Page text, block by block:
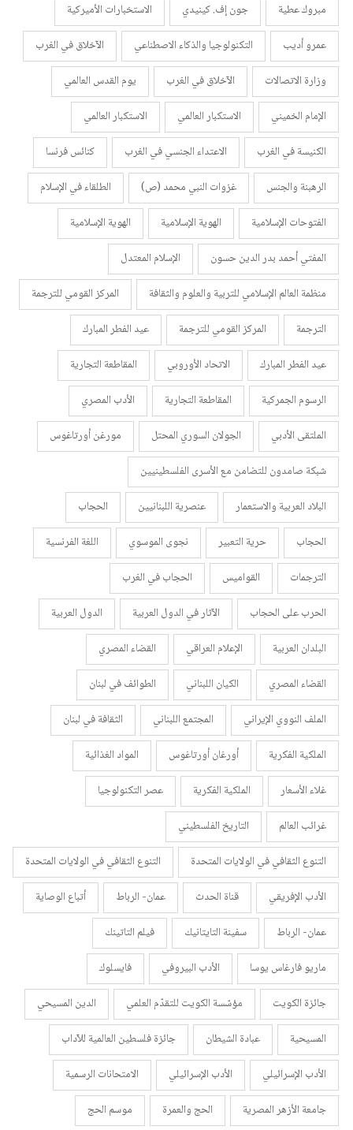
مبروك عطية
جون إف. كينيدي
الاستخبارات الأميركية
عمرو أديب
التكنولوجيا والذكاء الاصطناعي
الآخلاق في الغرب
وزارة الاتصالات
الآخلاق في الغرب
يوم القدس العالمي
الإمام الخميني
الاستكبار العالمي
الاستكبار العالمي
الكنيسة في الغرب
الاعتداء الجنسي في الغرب
كنائس فرنسا
الرهبنة والجنس
غزوات النبي محمد (ص)
الطلقاء في الإسلام
الفتوحات الإسلامية
الهوية الإسلامية
الهوية الإسلامية
المفتي أحمد بدر الدين حسون
الإسلام المعتدل
منظمة العالم الإسلامي للتربية والعلوم والثقافة
المركز القومي للترجمة
الترجمة
المركز القومي للترجمة
عيد الفطر المبارك
عيد الفطر المبارك
الاتحاد الأوروبي
المقاطعة التجارية
الرسوم الجمركية
المقاطعة التجارية
الأدب المصري
الملتقى الأدبي
الجولان السوري المحتل
مورغن أورتاغوس
شبكة صامدون للتضامن مع الأسرى الفلسطينيين
البلاد العربية والاستعمار
عنصرية اللبنانيين
الحجاب
الحجاب
حرية التعبير نجوى الموسوي
اللغة الفرنسية
الترجمات
القواميس
الحجاب في الغرب
الحرب على الحجاب
الآثار في الدول العربية
الدول العربية
البلدان العربية
الإعلام العراقي
القضاء المصري
القضاء المصري
الكيان اللبناني
الطوائف في لبنان
الملف النووي الإيراني
المجتمع اللبناني
الثقافة في لبنان
الملكية الفكرية
أورغان أورتاغوس
المواد الغذائية
غلاء الأسعار
الملكية الفكرية
عصر التكنولوجيا
غرائب العالم
التاريخ الفلسطيني
التنوع الثقافي في الولايات المتحدة
التنوع الثقافي في الولايات المتحدة
الأدب الإفريقي
قناة الحدث عمان- الرباط
أتباع الوصاية
عمان- الرباط
سفينة التايتانيك
فيلم التاتينك
ماريو فارغاس يوسا
الأدب البيروفي
فايسلوك
جائزة الكويت
مؤسّسة الكويت للتقدّم العلمي
الدين المسيحي
المسيحية
عبادة الشيطان
جائزة فلسطين العالمية للآداب
الأدب الإسرائيلي
الأدب الإسرائيلي
الامتحانات الرسمية
جامعة الأزهر المصرية
الحج والعمرة موسم الحج